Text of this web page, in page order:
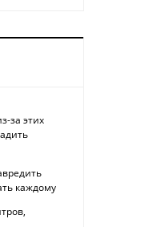
за этих
каждому